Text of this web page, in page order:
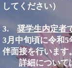
してください）
3. 奨学生内定者
3月中旬頃に令和5
伴面接を行います。
詳細について